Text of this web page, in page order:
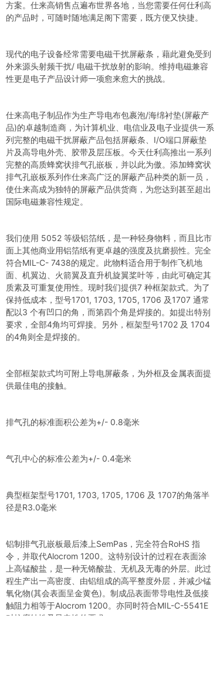
方案。仕来高销售点遍布世界各地，当您需要任何仕利高
的产品时，可随时随地满足阁下需要，既方便又快捷。
现代的电子设备经常需要电磁干扰屏蔽条，藉此避免受到
外来源头射频干扰/ 电磁干扰放射的影响。维持电磁兼容
性更是电子产品设计师一项愈来愈大的挑战。
仕来高电子制品作为生产导电布包裹泡/海绵衬垫(屏蔽产
品)的卓越制造商，为计算机业、电信业及电子业提供一系
列完整的电磁干扰屏蔽产品包括屏蔽条、I/O端口屏蔽垫
片及高导电外壳、胶带及层压板。今天仕利高推出一系列
完整的高质蜂窝状排气孔嵌板，并以此为傲。添加蜂窝状
排气孔嵌板系列作仕来高广泛的屏蔽产品种类的新一员，
使仕来高成为独特的屏蔽产品供货商，为您达到甚至超出
国际电磁兼容性规定。
我们使用 5052 等级铝箔纸，是一种轻身物料，而且比市
面上其他商业用铝箔纸有更卓越的强度及抗磨损性。完全
符合MIL-C- 7438的规定。此物料适合用于制作飞机地
面、机翼边、火箭翼及直升机旋翼桨叶等，由此可确定其
质素及可重复使用性。现时我们提供7 种框架款式。为了
保持低成本，型号1701, 1703, 1705, 1706 及1707 通常
配以3 个有凹口的角，而第四个角是焊接的。如提出特别
要求，全部4角均可焊接。另外，框架型号1702 及 1704
的4角则全是焊接的。
全部框架款式均可附上导电屏蔽条，为外框及金属表面提
供最佳电的接触。
排气孔的标准面积公差为+/- 0.8毫米
气孔中心的标准公差为+/- 0.4毫米
典型框架型号1701, 1703, 1705, 1706 及 1707的角落半
径是R3.0毫米
铝制排气孔嵌板最后漆上SemPas，完全符合RoHS 指
令，并取代Alocrom 1200。这特别设计的过程在表面涂
上高锰酸盐，是一种无铬酸盐、无机及无毒的外层。此过
程生产出一高密度、由铝组成的高平整度外层，并减少锰
氧化物(其会表面呈金黄色)。制成品表面带导电性及低接
触阻力相等于Alocrom 1200。亦同时符合MIL-C-5541E
对抗腐蚀性及导电性的要求。